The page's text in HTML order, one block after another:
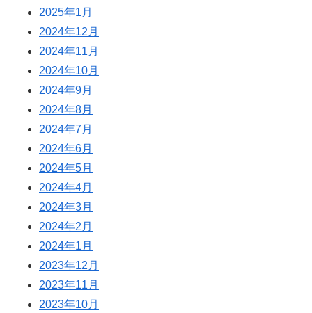
2025年1月
2024年12月
2024年11月
2024年10月
2024年9月
2024年8月
2024年7月
2024年6月
2024年5月
2024年4月
2024年3月
2024年2月
2024年1月
2023年12月
2023年11月
2023年10月